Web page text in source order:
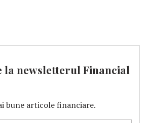
la newsletterul Financial
bune articole financiare.